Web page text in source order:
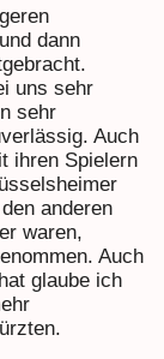
dann
uns sehr
sehr
Auch
ihren Spielern
anderen
waren,
Auch
glaube ich